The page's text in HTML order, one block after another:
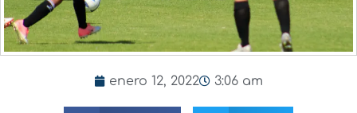
enero 12, 2022 3:06 am